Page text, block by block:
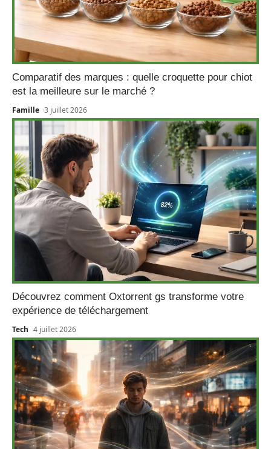
Comparatif des marques : quelle croquette pour chiot
est la meilleure sur le marché ?
Famille 3 juillet 2026
Découvrez comment Oxtorrent gs transforme votre
expérience de téléchargement
Tech 4 juillet 2026